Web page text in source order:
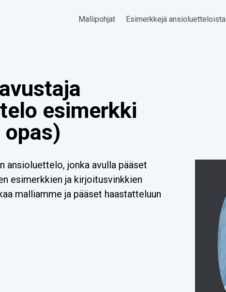
Mallipohjat Esimerkkejä ansioluetteloista
esimerkki
ansioluettelo, jonka avulla pääset
esimerkkien ja kirjoitusvinkkien
malliamme ja pääset haastatteluun